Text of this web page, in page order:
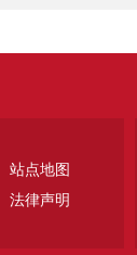
站点地图
法律声明